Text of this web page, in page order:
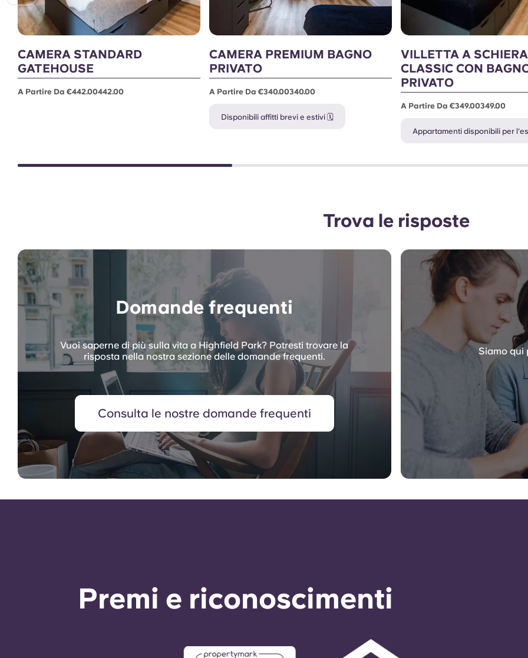
CAMERA STANDARD
GATEHOUSE
A Partire Da €442.00442.00
CAMERA PREMIUM BAGNO
PRIVATO
A Partire Da €340.00340.00
Disponibili affitti brevi e estivi 🗓️
VILLETTA A SCHIERA
CLASSIC CON
PRIVATO
A Partire Da €349.00349.00
Appartamenti disponibili per
Trova le risposte
Domande frequenti
Vuoi saperne di più sulla vita a Highfield Park? Potresti trovare la
risposta nella nostra sezione delle domande frequenti.
Consulta le nostre domande frequenti
Siamo qui
Premi e riconoscimenti